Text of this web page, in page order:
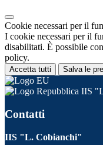
Cookie necessari per il
I cookie necessari per il
disabilitati. È possibile
policy.
Accetta tutti Salva le
IIS
Contatti
IIS "L. Cobianchi"